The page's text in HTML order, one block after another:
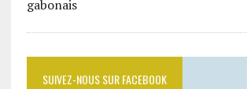
SUIVEZ-NOUS SUR FACEBOOK